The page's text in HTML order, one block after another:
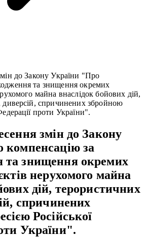
до Закону України "Про
та знищення окремих
майна внаслідок бойових дій,
диверсій, спричинених збройною
проти України".
змін до Закону
за
та знищення окремих
нерухомого майна
дій, терористичних
спричинених
Російської
України".